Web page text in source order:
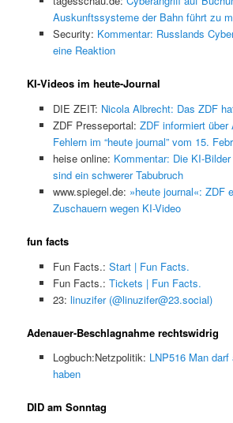
Auskunftssysteme der Bahn führt zu
Security: Kommentar: Russlands
eine Reaktion
KI-Videos im heute-Journal
DIE ZEIT: Nicola Albrecht: Das ZDF
ZDF Presseportal: ZDF informiert über
Fehlern im “heute journal” vom 15.
heise online: Kommentar: Die KI-Bilder
sind ein schwerer Tabubruch
www.spiegel.de: »heute journal«: ZDF
Zuschauern wegen KI-Video
fun facts
Fun Facts.: Start | Fun Facts.
Fun Facts.: Tickets | Fun Facts.
23: linuzifer (@linuzifer@23.social)
Adenauer-Beschlagnahme rechtswidrig
Logbuch:Netzpolitik: LNP516 Man
haben
DID am Sonntag